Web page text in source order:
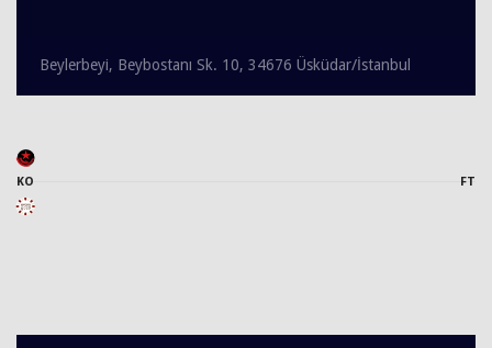
Beylerbeyi, Beybostanı Sk. 10, 34676 Üsküdar/İstanbul
KO FT